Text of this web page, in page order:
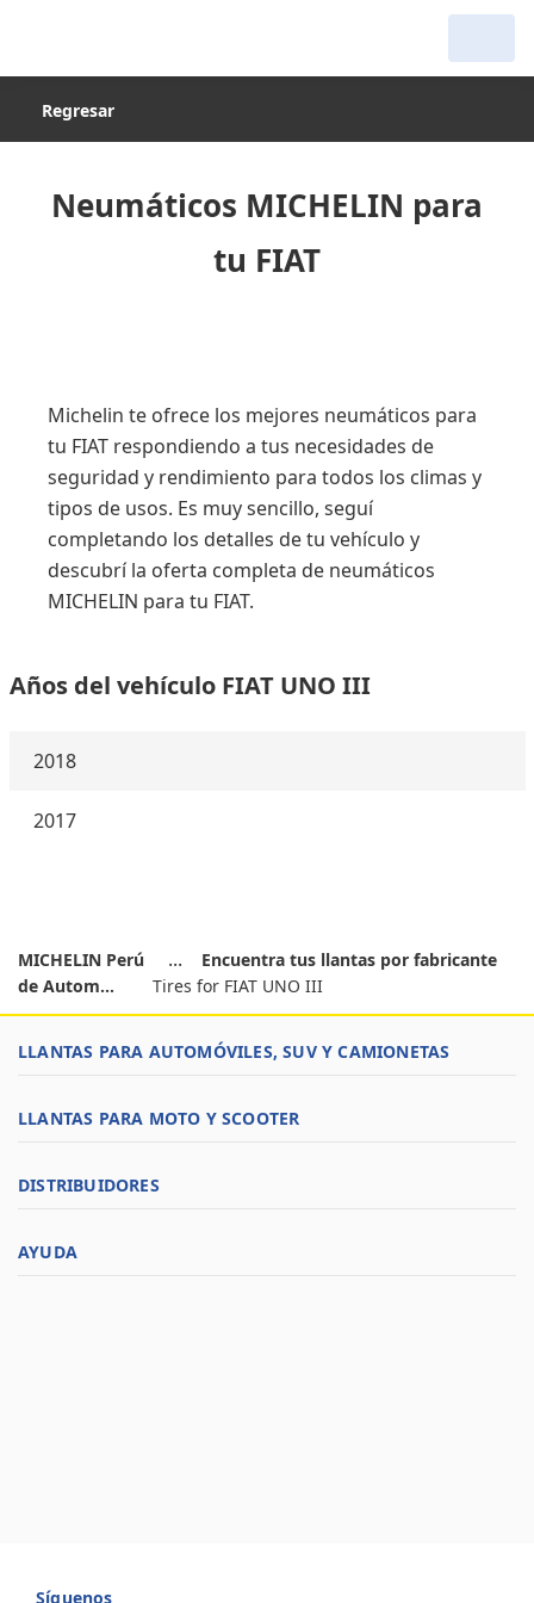
Regresar
Neumáticos MICHELIN para
tu FIAT
Michelin te ofrece los mejores neumáticos para
tu FIAT respondiendo a tus necesidades de
seguridad y rendimiento para todos los climas y
tipos de usos. Es muy sencillo, seguí
completando los detalles de tu vehículo y
descubrí la oferta completa de neumáticos
MICHELIN para tu FIAT.
Años del vehículo FIAT UNO III
2018
2017
MICHELIN Perú
Encuentra tus llantas por fabricante
de Autom...
Tires for FIAT UNO III
LLANTAS PARA AUTOMÓVILES, SUV Y CAMIONETAS
LLANTAS PARA MOTO Y SCOOTER
DISTRIBUIDORES
AYUDA
Síguenos